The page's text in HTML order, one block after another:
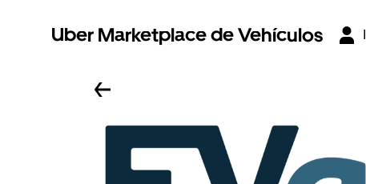
Uber Marketplace de Vehículos